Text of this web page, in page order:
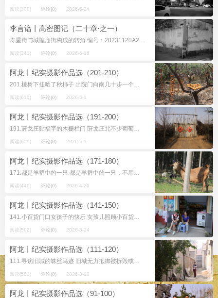
阅读(300) 评论(0) 2026-6-24
李言谙丨高密图记（二十章·之一）
寿星街与城隍庙街构成的转角 编号：20231120A2B2 坐标：城里 摄影：李言谙（阿龙） 时间：2023年11月20日 注：原图为彩色 寿星街为南北向，南头接人民大街，北头与城...
阅读(341) 评论(0) 2026-6-16
阿龙丨纪实摄影作品选（201-210）
201.桃树下挂晒了秋柿子 出院门向南几十步一个桃园，深秋的桃树只有叶子，被霜打过，阳光下萎靡不振。树下许多串红柿子，几乎垂地，从精神头上看，有的串早挂晒了些天，因水分散失干瘪，鲜...
阅读(615) 评论(0) 2026-5-1
阿龙丨纪实摄影作品选（191-200）
191.莳戈庄贴福字的木栅栏门 莳戈庄北不少葡萄园和果园，大都有个栅栏门。一个苹果园用每年修剪的树枝围成高而厚的篱笆，除看护房的红瓦屋顶，从外面基本看不到其他东西。据说园内的苹果树大...
阅读(659) 评论(0) 2026-5-1
阿龙丨纪实摄影作品选（171-180）
171.都是羊群中的一只 都是羊群中的一只，不用比谁更像羊。都是羊群中的一只，不用强调自己不是狼。都是羊群中的一只，不用比谁的死羊眼不好，只有更不好。都是羊群中的一只，不用比谁的不幸...
阅读(440) 评论(0) 2026-4-23
阿龙丨纪实摄影作品选（141-150）
141.小百货门口女孩子的快乐 女孩儿照顾小百货店，没空郊游赏荷摘叶，把就近菜市场的芋头叶弄几片来，顶头上。一小片绿色的天空，一大片愉快的心情。她欢乐无比。另一个女孩儿见有人拍照，扭...
阅读(502) 评论(0) 2026-3-24
阿龙丨纪实摄影作品选（111-120）
111.寻访旧城的蛛丝马迹 旧城无力抵御被拆毁或粉饰的命运，而从旧城中发现可供记忆历史的载体启示后人则是走遍每个角落的价值。南马道、北马道、城隍庙街、劳动巷……抱鼓石、承重檩、...
阅读(583) 评论(0) 2026-3-10
阿龙丨纪实摄影作品选（91-100）